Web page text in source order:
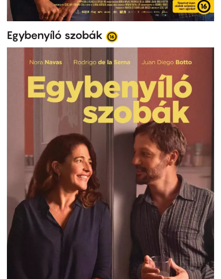
Egybenyíló szobák